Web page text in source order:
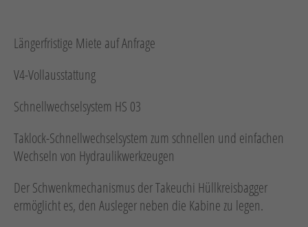
Unternehmen
Jobs
Schulungen
Längerfristige Miete auf Anfrage
V4-Vollausstattung
Schnellwechselsystem HS 03
Taklock-Schnellwechselsystem zum schnellen und einfachen
Wechseln von Hydraulikwerkzeugen
Der Schwenkmechanismus der Takeuchi Hüllkreisbagger
ermöglicht es, den Ausleger neben die Kabine zu legen.